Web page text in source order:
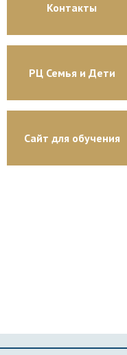
Контакты
РЦ Семья и Дети
Сайт для обучения